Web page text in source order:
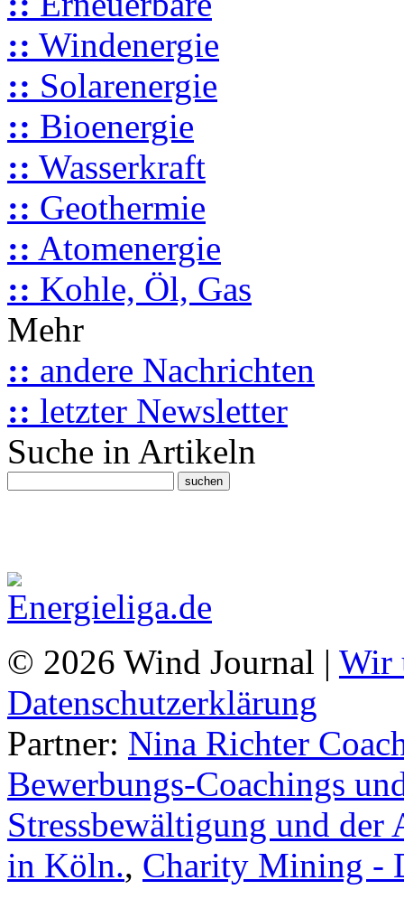
:: Windenergie
:: Solarenergie
:: Bioenergie
:: Wasserkraft
:: Geothermie
:: Atomenergie
:: Kohle, Öl, Gas
Mehr
:: andere Nachrichten
:: letzter Newsletter
Suche in Artikeln
© 2026 Wind Journal | Wir
Datenschutzerklärung
Partner: Nina Richter
Bewerbungs-Coachings
Stressbewältigung und
in Köln., Charity Mining -